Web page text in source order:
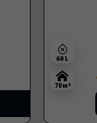
60 L
70 м 2